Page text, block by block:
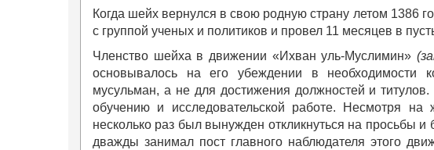
Когда шейх вернулся в свою родную страну летом 1386
с группой ученых и политиков и провел 11 месяцев в
Членство шейха в движении «Ихван уль-Муслимин»
основывалось на его убеждении в необходимости
мусульман, а не для достижения должностей и
обучению и исследовательской работе. Несмотря
несколько раз был вынужден откликнуться на просьбы и
дважды занимал пост главного наблюдателя этого